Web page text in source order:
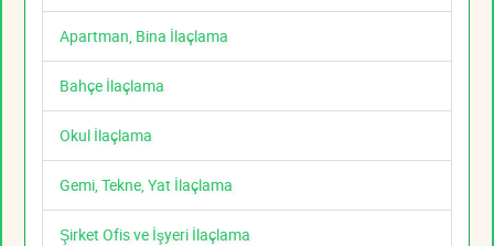
Apartman, Bina İlaçlama
Bahçe İlaçlama
Okul İlaçlama
Gemi, Tekne, Yat İlaçlama
Şirket Ofis ve İşyeri İlaçlama